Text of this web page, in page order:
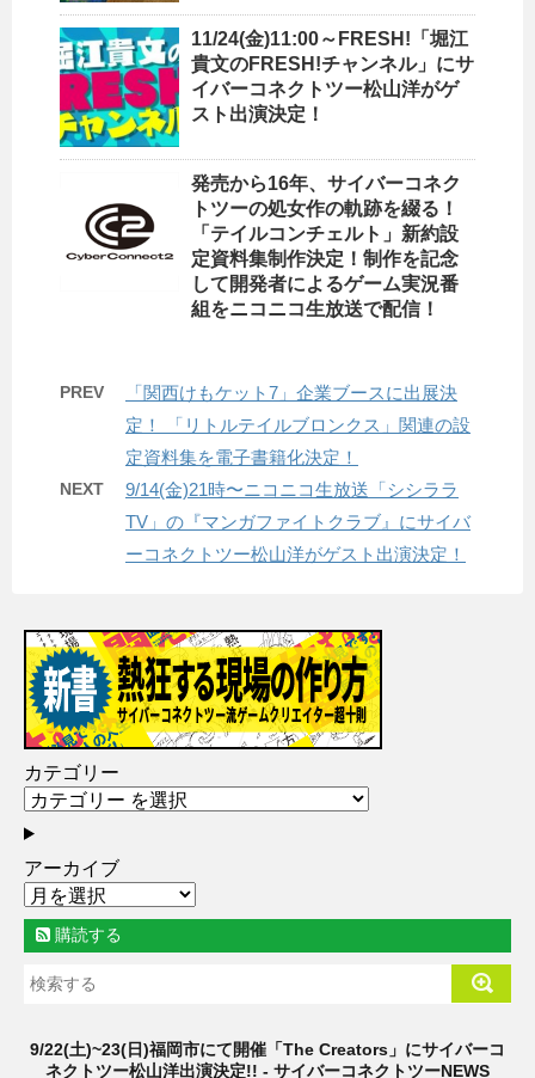
11/24(金)11:00～FRESH!「堀江
貴文のFRESH!チャンネル」にサ
イバーコネクトツー松山洋がゲ
スト出演決定！
発売から16年、サイバーコネク
トツーの処女作の軌跡を綴る！
「テイルコンチェルト」新約設
定資料集制作決定！制作を記念
して開発者によるゲーム実況番
組をニコニコ生放送で配信！
PREV
「関西けもケット7」企業ブースに出展決
定！ 「リトルテイルブロンクス」関連の設
定資料集を電子書籍化決定！
NEXT
9/14(金)21時〜ニコニコ生放送「シシララ
TV」の『マンガファイトクラブ』にサイバ
ーコネクトツー松山洋がゲスト出演決定！
カテゴリー
アーカイブ
購読する
9/22(土)~23(日)福岡市にて開催「The Creators」にサイバーコ
ネクトツー松山洋出演決定!! - サイバーコネクトツーNEWS